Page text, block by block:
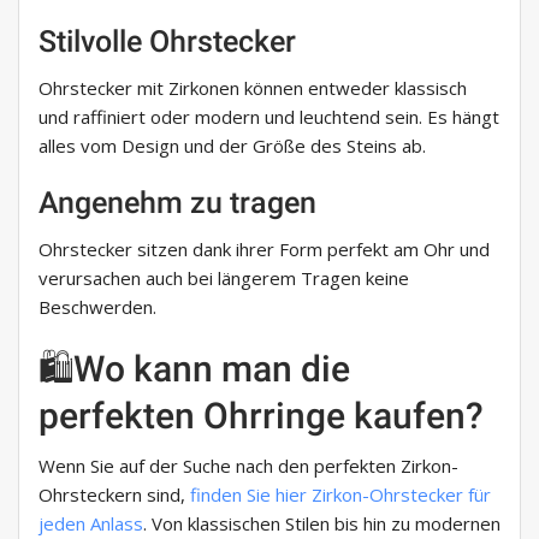
Stilvolle Ohrstecker
Ohrstecker mit Zirkonen können entweder klassisch
und raffiniert oder modern und leuchtend sein. Es hängt
alles vom Design und der Größe des Steins ab.
Angenehm zu tragen
Ohrstecker sitzen dank ihrer Form perfekt am Ohr und
verursachen auch bei längerem Tragen keine
Beschwerden.
🛍️Wo kann man die
perfekten Ohrringe kaufen?
Wenn Sie auf der Suche nach den perfekten Zirkon-
Ohrsteckern sind, finden Sie hier Zirkon-Ohrstecker für
jeden Anlass. Von klassischen Stilen bis hin zu modernen